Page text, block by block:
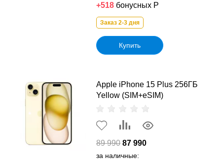
+518 бонусных Р
Заказ 2-3 дня
Купить
Apple iPhone 15 Plus 256ГБ
Yellow (SIM+eSIM)
89 990 87 990
за наличные: